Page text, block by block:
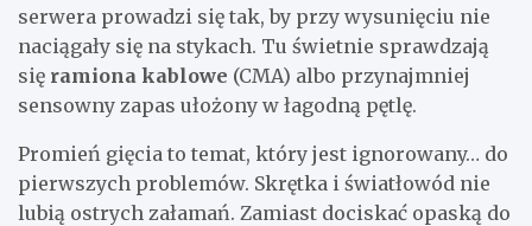
serwera prowadzi się tak, by przy wysunięciu nie
naciągały się na stykach. Tu świetnie sprawdzają
się ramiona kablowe (CMA) albo przynajmniej
sensowny zapas ułożony w łagodną pętlę.
Promień gięcia to temat, który jest ignorowany… do
pierwszych problemów. Skrętka i światłowód nie
lubią ostrych załamań. Zamiast dociskać opaską do